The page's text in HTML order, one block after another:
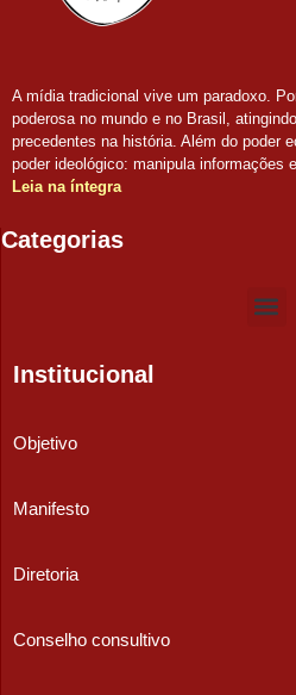
A mídia tradicional vive um paradoxo.
poderosa no mundo e no Brasil,
precedentes na história. Além do poder
poder ideológico: manipula informações
Leia na íntegra
Categorias
Institucional
Objetivo
Manifesto
Diretoria
Conselho consultivo